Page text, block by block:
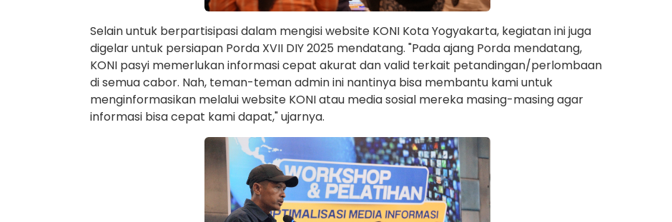
Selain untuk berpartisipasi dalam mengisi website KONI Kota Yogyakarta, kegiatan ini juga
digelar untuk persiapan Porda XVII DIY 2025 mendatang. "Pada ajang Porda mendatang,
KONI pasyi memerlukan informasi cepat akurat dan valid terkait petandingan/perlombaan
di semua cabor. Nah, teman-teman admin ini nantinya bisa membantu kami untuk
menginformasikan melalui website KONI atau media sosial mereka masing-masing agar
informasi bisa cepat kami dapat," ujarnya.